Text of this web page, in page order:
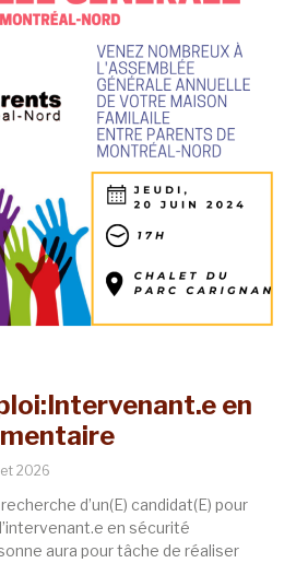
en
2026
d’un(E) candidat(E) pour
en sécurité
aura pour tâche de réaliser